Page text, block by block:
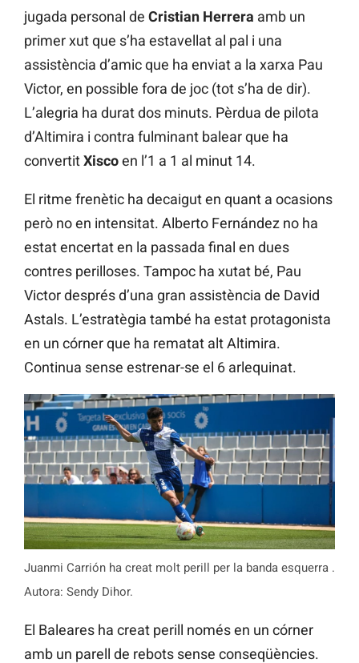
jugada personal de Cristian Herrera amb un
primer xut que s’ha estavellat al pal i una
assistència d’amic que ha enviat a la xarxa Pau
Victor, en possible fora de joc (tot s’ha de dir).
L’alegria ha durat dos minuts. Pèrdua de pilota
d’Altimira i contra fulminant balear que ha
convertitXiscoen l’1 a 1 al minut 14.
El ritme frenètic ha decaigut en quant a ocasions
però no en intensitat. Alberto Fernández no ha
estat encertat en la passada final en dues
contres perilloses. Tampoc ha xutat bé, Pau
Victor després d’una gran assistència de David
Astals. L’estratègia també ha estat protagonista
en un córner que ha rematat alt Altimira.
Continua sense estrenar-se el 6 arlequinat.
Juanmi Carrión ha creat molt perill per la banda esquerra .
Autora: Sendy Dihor.
El Baleares ha creat perill només en un córner
amb un parell de rebots sense conseqüències.